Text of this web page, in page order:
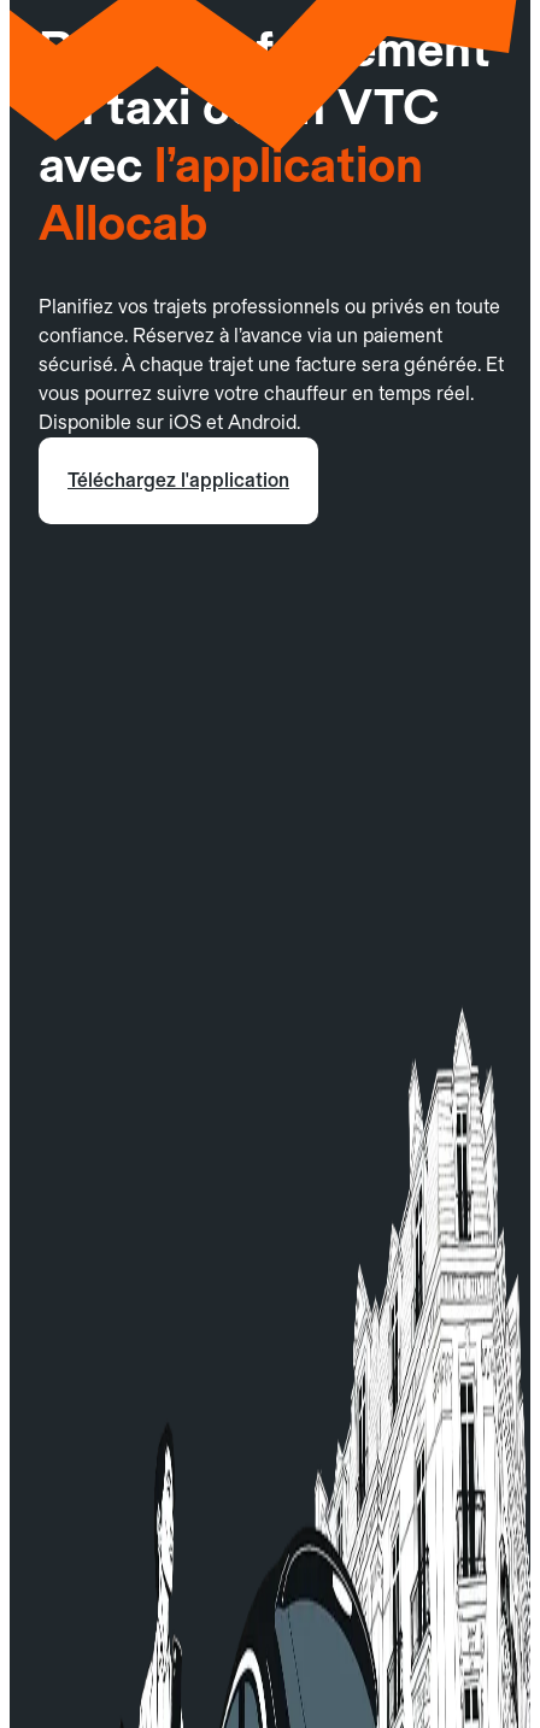
Réservez facilement
un taxi ou un VTC
avec l’application
Allocab
Planifiez vos trajets professionnels ou privés en toute
confiance. Réservez à l’avance via un paiement
sécurisé. À chaque trajet une facture sera générée. Et
vous pourrez suivre votre chauffeur en temps réel.
Disponible sur iOS et Android.
Téléchargez l'application